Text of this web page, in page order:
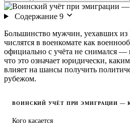
Содержание 9
Большинство мужчин, уехавших из
числятся в военкомате как
официально с учёта не снимался
что это означает юридически,
влияет на шансы получить
рубежом.
ВОИНСКИЙ УЧЁТ ПРИ ЭМИГРАЦИИ —
Кого касается